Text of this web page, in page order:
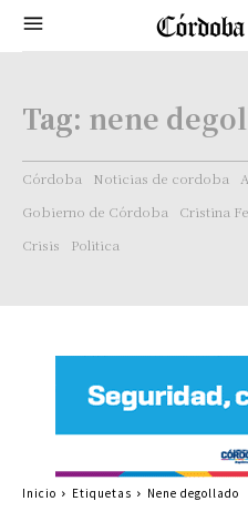
Tag: nene
Córdoba Noticias de cordoba
Gobierno de Córdoba
Cristina
Crisis
Politica
Inicio Etiquetas Nene degollado